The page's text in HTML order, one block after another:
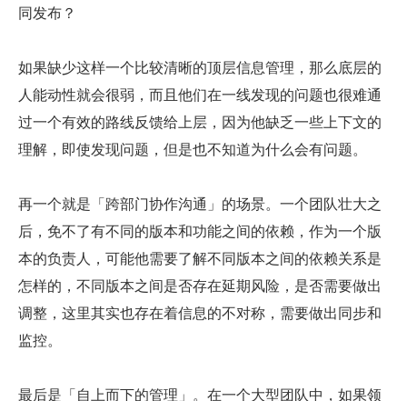
同发布？
如果缺少这样一个比较清晰的顶层信息管理，那么底层的
人能动性就会很弱，而且他们在一线发现的问题也很难通
过一个有效的路线反馈给上层，因为他缺乏一些上下文的
理解，即使发现问题，但是也不知道为什么会有问题。
再一个就是「跨部门协作沟通」的场景。一个团队壮大之
后，免不了有不同的版本和功能之间的依赖，作为一个版
本的负责人，可能他需要了解不同版本之间的依赖关系是
怎样的，不同版本之间是否存在延期风险，是否需要做出
调整，这里其实也存在着信息的不对称，需要做出同步和
监控。
最后是「自上而下的管理」。在一个大型团队中，如果领